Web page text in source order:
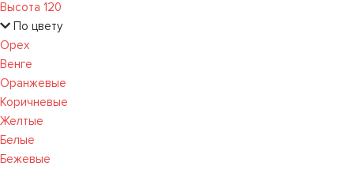
Высота 120
По цвету
Орех
Венге
Оранжевые
Коричневые
Желтые
Белые
Бежевые